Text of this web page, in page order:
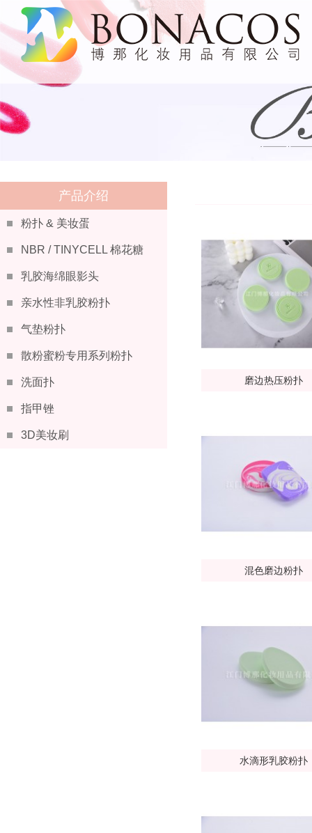
产品介绍
粉扑 & 美妆蛋
NBR / TINYCELL 棉花糖
系列
乳胶海绵眼影头
亲水性非乳胶粉扑
气垫粉扑
散粉蜜粉专用系列粉扑
洗面扑
指甲锉
3D美妆刷
磨边热压粉扑
混色磨边粉扑
水滴形乳胶粉扑